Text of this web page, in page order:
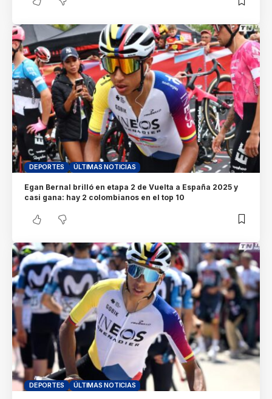
DEPORTES ÚLTIMAS NOTICIAS
Egan Bernal brilló en etapa 2 de Vuelta a España 2025 y
casi gana: hay 2 colombianos en el top 10
DEPORTES ÚLTIMAS NOTICIAS